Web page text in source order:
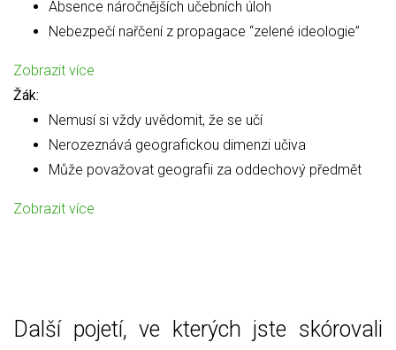
Absence náročnějších učebních úloh
Nebezpečí nařčení z propagace “zelené ideologie”
Zobrazit více
Žák:
Nemusí si vždy uvědomit, že se učí
Nerozeznává geografickou dimenzi učiva
Může považovat geografii za oddechový předmět
Zobrazit více
Další pojetí, ve kterých jste skórovali